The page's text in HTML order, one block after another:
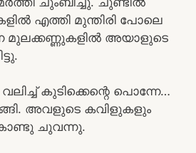
എത്തി മുന്തിരി പോലെ
മുലക്കണ്ണുകളിൽ അയാളുടെ
കുടിക്കെന്റെ പൊന്നേ…
അവളുടെ കവിളുകളും
ചുവന്നു.